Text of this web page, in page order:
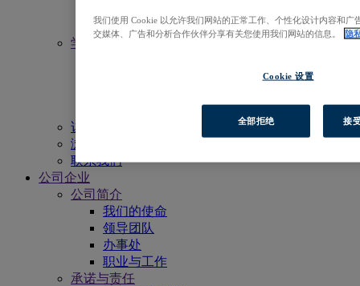
电子月报
学习
访问EBSCOhost
浏览产品
联系我们
公司企业
公司简介
我们的使命
领导团队
办事处
职业与工作
承诺与责任
我们使用 Cookie 以允许我们网站的正常工作、个性化设计内容和
交媒体、广告和分析合作伙伴分享有关您使用我们网站的信息。
隐
Cookie 设置
全部拒绝 接